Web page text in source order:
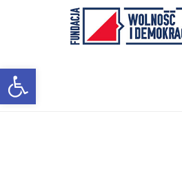
Otwórz pasek narzędzi